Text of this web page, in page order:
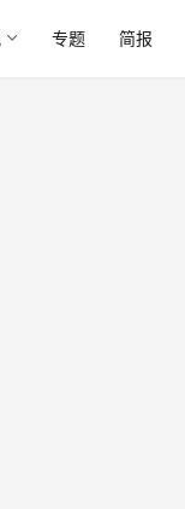
专题 简报